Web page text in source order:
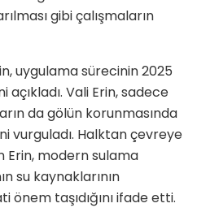
gibi çalışmaların
uygulama sürecinin 2025
açıkladı. Vali Erin, sadece
da gölün korunmasında
vurguladı. Halktan çevreye
Erin, modern sulama
su kaynaklarının
önem taşıdığını ifade etti.